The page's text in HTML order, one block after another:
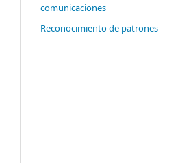
comunicaciones
Reconocimiento de patrones